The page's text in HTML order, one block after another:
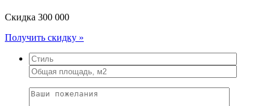
Скидка 300 000
Получить скидку »